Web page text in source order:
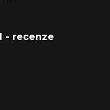
- recenze